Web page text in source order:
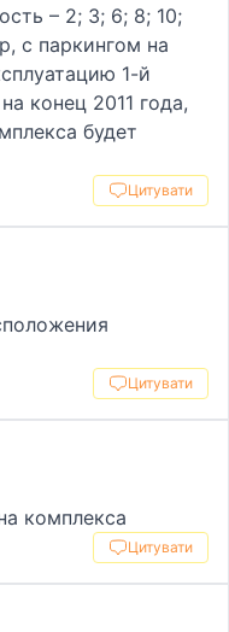
– 2; 3; 6; 8; 10;
с паркингом на
1-й
конец 2011 года,
будет
Цитувати
Цитувати
комплекса
Цитувати